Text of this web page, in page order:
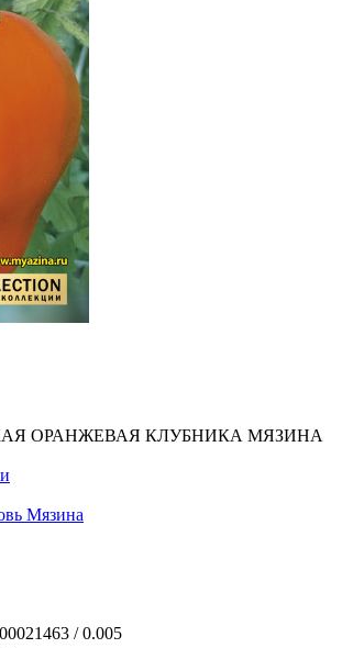
ОРАНЖЕВАЯ КЛУБНИКА МЯЗИНА
Мязина
/ 0.005